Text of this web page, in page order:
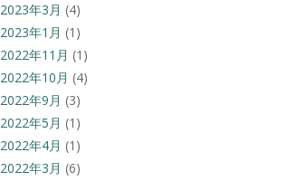
2023年3月 (4)
2023年1月 (1)
2022年11月 (1)
2022年10月 (4)
2022年9月 (3)
2022年5月 (1)
2022年4月 (1)
2022年3月 (6)